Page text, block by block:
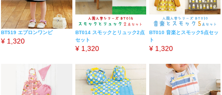
BT519 エプロンワンピ
¥ 1,320
BT014 スモックとリュック2点
セット
¥ 1,320
BT010 音楽とスモック5点セッ
ト
¥ 1,320